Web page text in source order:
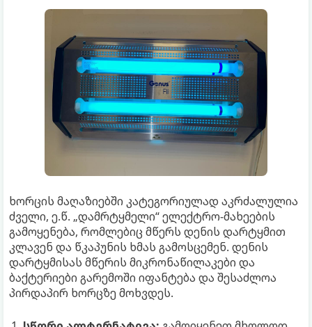
ხორცის მაღაზიებში კატეგორიულად აკრძალულია
ძველი, ე.წ. „დამრტყმელი“ ელექტრო-მახეების
გამოყენება, რომლებიც მწერს დენის დარტყმით
კლავენ და წკაპუნის ხმას გამოსცემენ. დენის
დარტყმისას მწერის მიკრონაწილაკები და
ბაქტერიები გარემოში იფანტება და შესაძლოა
პირდაპირ ხორცზე მოხვდეს.